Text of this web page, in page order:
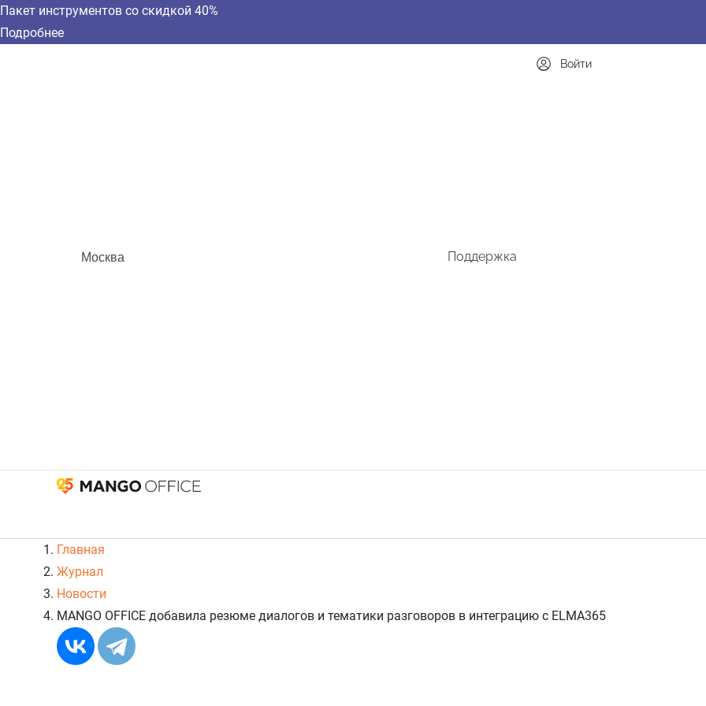
Пакет инструментов со скидкой 40%
Подробнее
Москва Поддержка
Войти
Главная
Журнал
Новости
MANGO OFFICE добавила резюме диалогов и тематики разговоров в интеграцию с ELMA365